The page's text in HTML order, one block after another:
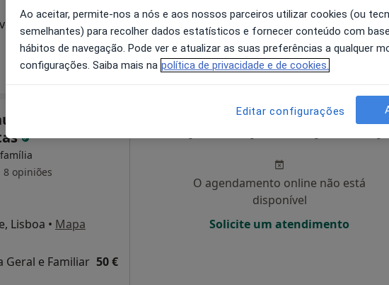
Lisboa • Mapa
35 €
Solicite um atendimento
José Ribeiro
8 opiniões
Lisboa • Mapa
Geral e Familiar 50 €
Amanhã Segunda-feira
O agendamento online não está
disponível
Solicite um atendimento
Ao aceitar, permite-nos a nós e aos nossos parceiros utilizar cookies (ou
semelhantes) para recolher dados estatísticos e fornecer conteúdo com
hábitos de navegação. Pode ver e atualizar as suas preferências a qualquer
configurações. Saiba mais na política de privacidade e de cookies.
Editar configurações